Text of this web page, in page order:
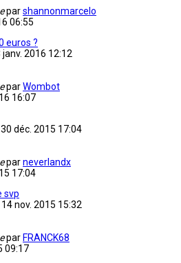
parshannonmarcelo
06:55
euros ?
janv. 2016 12:12
parWombot
16:07
déc. 2015 17:04
parneverlandx
17:04
svp
nov. 2015 15:32
par FRANCK68
09:17